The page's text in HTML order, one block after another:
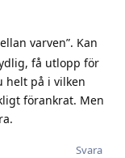
varven”. Kan
få utlopp för
helt på i vilken
förankrat. Men
Svara